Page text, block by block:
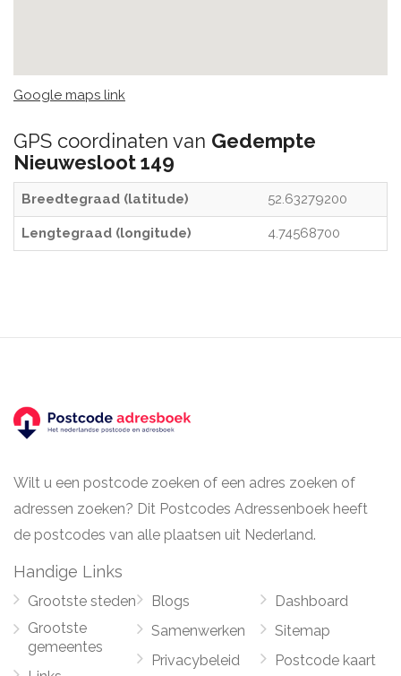
Google maps link
GPS coordinaten van Gedempte
Nieuwesloot 149
Breedtegraad (latitude) 52.63279200
Lengtegraad (longitude) 4.74568700
Wilt u een postcode zoeken of een adres zoeken of
adressen zoeken? Dit Postcodes Adressenboek heeft
de postcodes van alle plaatsen uit Nederland.
Handige Links
Grootste steden
Grootste
gemeentes
Blogs
Samenwerken
Privacybeleid
Dashboard
Sitemap
Postcode kaart